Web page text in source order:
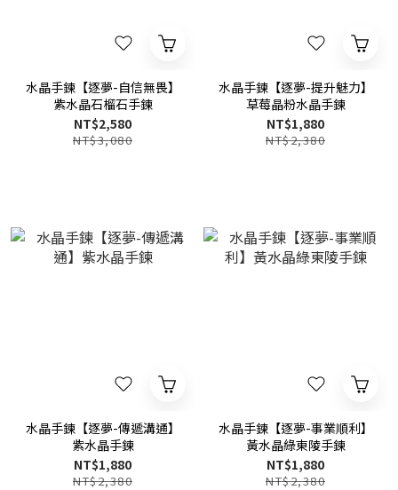
水晶手鍊【逐夢-自信無畏】
紫水晶石榴石手鍊
NT$2,580
NT$3,080
水晶手鍊【逐夢-提升魅力】
草莓晶粉水晶手鍊
NT$1,880
NT$2,380
水晶手鍊【逐夢-傳遞溝通】
紫水晶手鍊
NT$1,880
NT$2,380
水晶手鍊【逐夢-事業順利】
黃水晶綠東陵手鍊
NT$1,880
NT$2,380